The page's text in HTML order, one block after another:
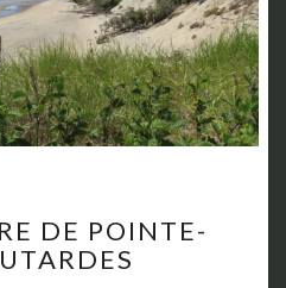
A
R
DE POINTE-